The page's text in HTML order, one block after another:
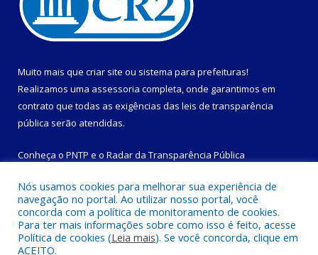
Muito mais que criar site ou sistema para prefeituras!
Realizamos uma assessoria completa, onde garantimos em
contrato que todas as exigências das leis de transparência
pública serão atendidas.
Conheça o PNTP e o Radar da Transparência Pública
Todos os direitos reservados a Prefeitura Municipal de
Magalhães Barata.
Nós usamos cookies para melhorar sua experiência de
navegação no portal. Ao utilizar nosso portal, você
concorda com a política de monitoramento de cookies.
Para ter mais informações sobre como isso é feito, acesse
Política de cookies (Leia mais). Se você concorda, clique em
ACEITO.